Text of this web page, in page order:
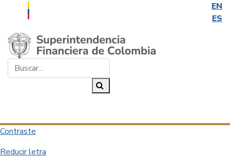
EN
ES
Saltar al contenido principal
Contraste
Reducir letra